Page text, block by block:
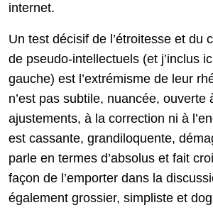
internet.
Un test décisif de l’étroitesse et du
de pseudo-intellectuels (et j’inclus
gauche) est l’extrémisme de leur
n’est pas subtile, nuancée, ouverte
ajustements, à la correction ni à
est cassante, grandiloquente,
parle en termes d’absolus et fait
façon de l’emporter dans la
également grossier, simpliste et